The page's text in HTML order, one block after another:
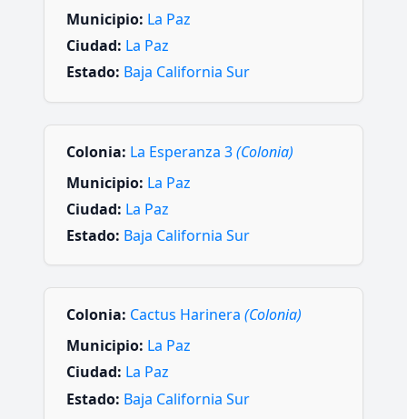
Municipio: La Paz
Ciudad: La Paz
Estado: Baja California Sur
Colonia: La Esperanza 3(Colonia)
Municipio: La Paz
Ciudad: La Paz
Estado: Baja California Sur
Colonia: Cactus Harinera (Colonia)
Municipio: La Paz
Ciudad: La Paz
Estado: Baja California Sur